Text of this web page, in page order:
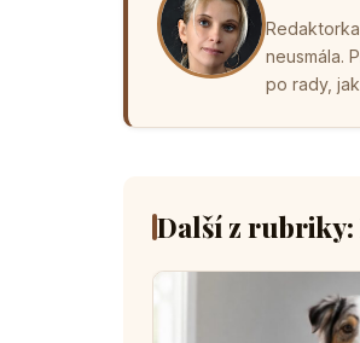
neusmála.
po rady,
Další z rubriky: